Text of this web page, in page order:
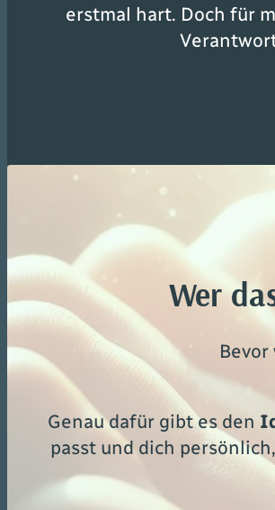
erstmal hart. Doch für
Wer
Genau dafür gibt es den
passt und dich